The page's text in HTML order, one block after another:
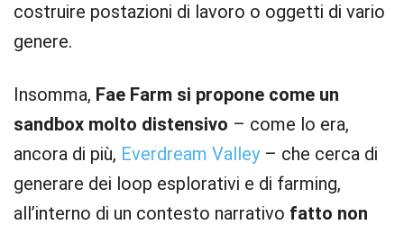
costruire postazioni di lavoro o oggetti di vario
genere.
Insomma, Fae Farm si propone come un
sandbox molto distensivo – come lo era,
ancora di più, Everdream Valley– che cerca di
generare dei loop esplorativi e di farming,
all’interno di un contesto narrativo fatto non